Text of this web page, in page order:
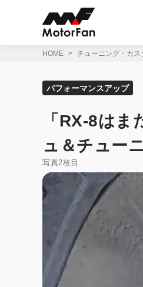
HOME チューニング・カス
パフォーマンスアップ
「RX-8は
ュ＆チュー
写真2枚目